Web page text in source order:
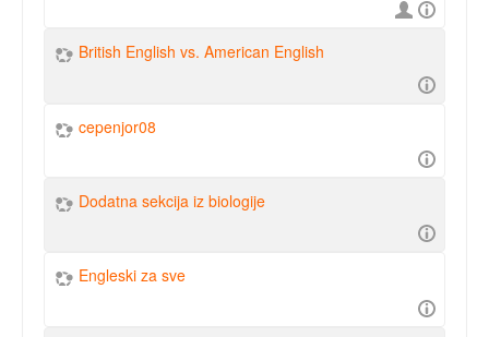
British English vs. American English
cepenjor08
Dodatna sekcija iz biologije
Engleski za sve